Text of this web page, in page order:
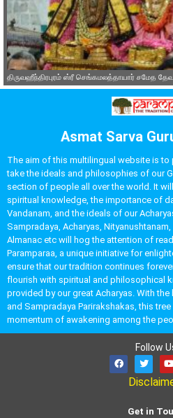
திருவஹீந்திரபுரம் ஸ்ரீ செங்கமலத்தாயார் சமேத
Asmat Sarva
The aim of this multilingual website is to
take the ideals and philosophies of our
section of people all over the world. It
spiritual knowledge, the importance of
Vandanam, and the ideals of our
Sampradaya, Acharyas,
Almanac etc will hog the attention of
Paramparaa, a unique initiative for
ensure that our tradition continues
flourish with spiritual and philosophical
provided by our great Acharyas. With
and Sampradaya Parirakshakas, this
momentum of awakening among the
Follow
Get in